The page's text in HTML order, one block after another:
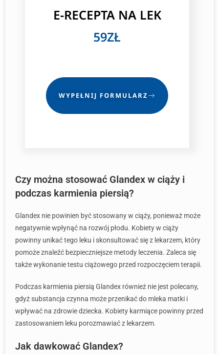
E-RECEPTA NA LEK
59ZŁ
WYPEŁNIJ FORMULARZ
Czy można stosować Glandex w ciąży i
podczas karmienia piersią?
Glandex nie powinien być stosowany w ciąży, ponieważ może
negatywnie wpłynąć na rozwój płodu. Kobiety w ciąży
powinny unikać tego leku i skonsultować się z lekarzem, który
pomoże znaleźć bezpieczniejsze metody leczenia. Zaleca się
także wykonanie testu ciążowego przed rozpoczęciem terapii.
Podczas karmienia piersią Glandex również nie jest polecany,
gdyż substancja czynna może przenikać do mleka matki i
wpływać na zdrowie dziecka. Kobiety karmiące powinny przed
zastosowaniem leku porozmawiać z lekarzem.
Jak dawkować Glandex?